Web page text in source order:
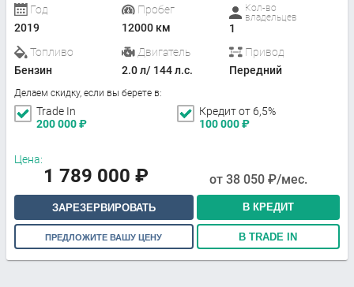
Год
2019
Пробег
12000 км
Кол-во
владельцев
1
Топливо
Бензин
Двигатель
2.0 л/ 144 л.с.
Привод
Передний
Делаем скидку, если вы берете в:
Trade In
200 000₽
Кредит от 6,5%
100 000₽
Цена:
1 789 000 ₽ от 38 050 ₽/мес.
ЗАРЕЗЕРВИРОВАТЬ В КРЕДИТ
ПРЕДЛОЖИТЕ ВАШУ ЦЕНУ В TRADE IN